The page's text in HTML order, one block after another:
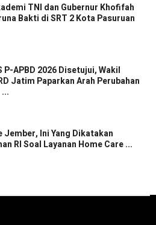
TNI dan Gubernur Khofifah
Bakti di SRT 2 Kota Pasuruan
P-APBD 2026 Disetujui, Wakil
Jatim Paparkan Arah Perubahan
Jember, Ini Yang Dikatakan
RI Soal Layanan Home Care ...